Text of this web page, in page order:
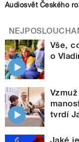
Audiosvět Českého
Vše,
o
tvrdí
Jaké